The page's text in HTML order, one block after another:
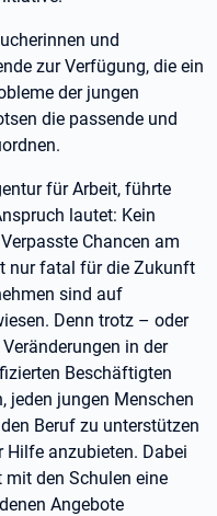
und
zur Verfügung, die ein
der jungen
die passende und
für Arbeit, führte
lautet: Kein
Chancen am
nur fatal für die Zukunft
sind auf
Denn trotz – oder
in der
Beschäftigten
jeden jungen Menschen
Beruf zu unterstützen
Hilfe anzubieten. Dabei
den Schulen eine
Angebote